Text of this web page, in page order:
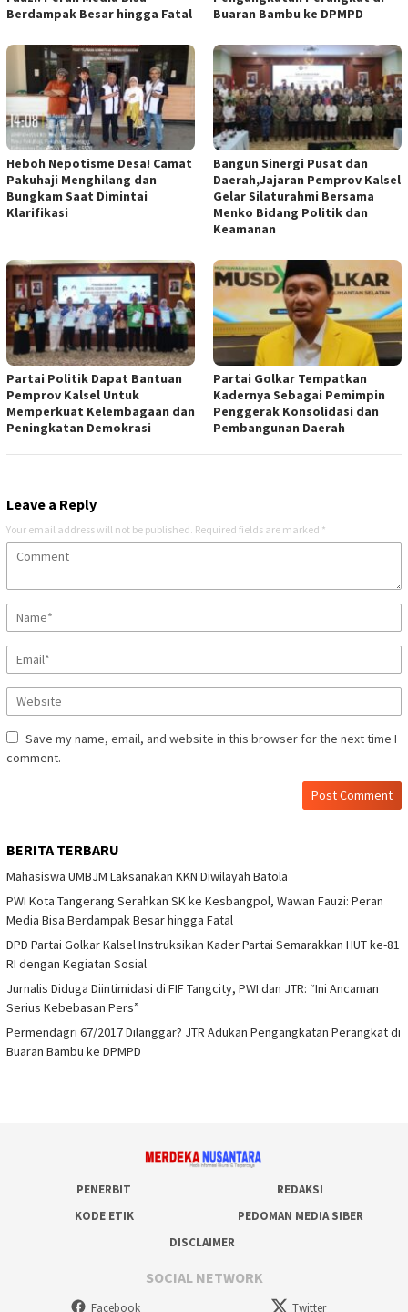
Berdampak Besar hingga Fatal
Buaran Bambu ke DPMPD
Heboh Nepotisme Desa! Camat
Pakuhaji Menghilang dan
Bungkam Saat Dimintai
Klarifikasi
Bangun Sinergi Pusat dan
Daerah,Jajaran Pemprov Kalsel
Gelar Silaturahmi Bersama
Menko Bidang Politik dan
Keamanan
Partai Politik Dapat Bantuan
Pemprov Kalsel Untuk
Memperkuat Kelembagaan dan
Peningkatan Demokrasi
Partai Golkar Tempatkan
Kadernya Sebagai Pemimpin
Penggerak Konsolidasi dan
Pembangunan Daerah
Leave a Reply
Your email address will not be published. Required fields are marked *
Save my name, email, and website in this browser for the next time I
comment.
BERITA TERBARU
Mahasiswa UMBJM Laksanakan KKN Diwilayah Batola
PWI Kota Tangerang Serahkan SK ke Kesbangpol, Wawan Fauzi: Peran
Media Bisa Berdampak Besar hingga Fatal
DPD Partai Golkar Kalsel Instruksikan Kader Partai Semarakkan HUT ke-81
RI dengan Kegiatan Sosial
Jurnalis Diduga Diintimidasi di FIF Tangcity, PWI dan JTR: “Ini Ancaman
Serius Kebebasan Pers”
Permendagri 67/2017 Dilanggar? JTR Adukan Pengangkatan Perangkat di
Buaran Bambu ke DPMPD
PENERBIT
REDAKSI
KODE ETIK
PEDOMAN MEDIA SIBER
DISCLAIMER
SOCIAL NETWORK
Facebook Twitter